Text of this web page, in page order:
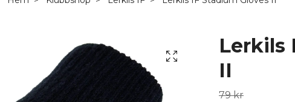
Lerkils
II
79 kr